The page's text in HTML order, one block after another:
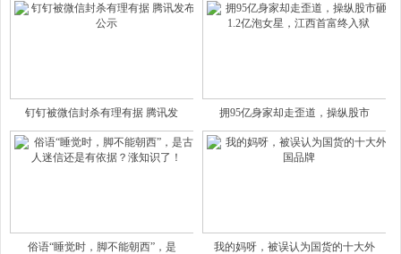
钉钉被微信封杀有理有据 腾讯发 拥95亿身家却走歪道，操纵股市
俗语“睡觉时，脚不能朝西”，是 我的妈呀，被误认为国货的十大外